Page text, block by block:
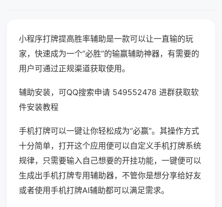
小程序打牌提高胜率辅助是一款可以让一直输的玩
家，快速成为一个“必胜”的输赢辅助神器，有需要的
用户可通过正规渠道获取使用。
辅助安装，可QQ搜索申请 549552478 进群获取软
件安装教程
手机打牌可以一键让你轻松成为“必赢”。其操作方式
十分简单，打开这个应用便可以自定义手机打牌系统
规律，只需要输入自己想要的开挂功能，一键便可以
生成出手机打牌专用辅助器，不管你是想分享给好友
或者使用手机打牌AI辅助都可以满足需求。